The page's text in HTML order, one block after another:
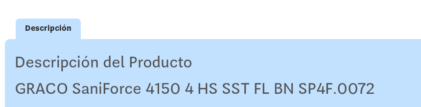
Descripción
Descripción del Producto
GRACO SaniForce 4150 4 HS SST FL BN SP4F.0072